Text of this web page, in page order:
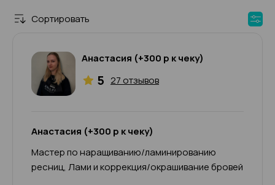
Сортировать
Анастасия (+300 р к чеку)
5 27 отзывов
Анастасия (+300 р к чеку)
Мастер по наращиванию/ламинированию
ресниц, Лами и коррекция/окрашивание бровей